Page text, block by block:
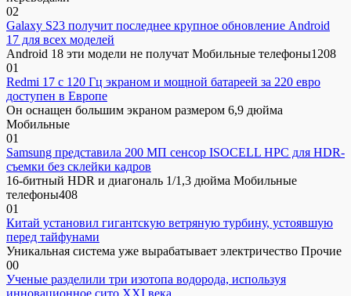
02
Galaxy S23 получит последнее крупное обновление Android
17 для всех моделей
Android 18 эти модели не получат Мобильные телефоны1208
01
Redmi 17 с 120 Гц экраном и мощной батареей за 220 евро
доступен в Европе
Он оснащен большим экраном размером 6,9 дюйма
Мобильные
01
Samsung представила 200 МП сенсор ISOCELL HPC для HDR-
съемки без склейки кадров
16-битный HDR и диагональ 1/1,3 дюйма Мобильные
телефоны408
01
Китай установил гигантскую ветряную турбину, устоявшую
перед тайфунами
Уникальная система уже вырабатывает электричество Прочие
00
Ученые разделили три изотопа водорода, используя
инновационное сито XXI века